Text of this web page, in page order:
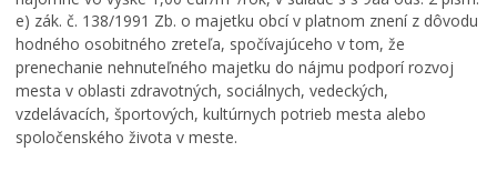
e) zák. č. 138/1991 Zb. o majetku obcí v platnom znení z dôvodu
hodného osobitného zreteľa, spočívajúceho v tom, že
prenechanie nehnuteľného majetku do nájmu podporí rozvoj
mesta v oblasti zdravotných, sociálnych, vedeckých,
vzdelávacích, športových, kultúrnych potrieb mesta alebo
spoločenského života v meste.